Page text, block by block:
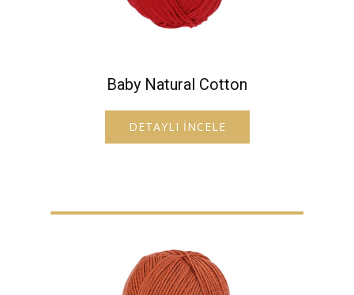
Baby Natural Cotton
DETAYLI İNCELE